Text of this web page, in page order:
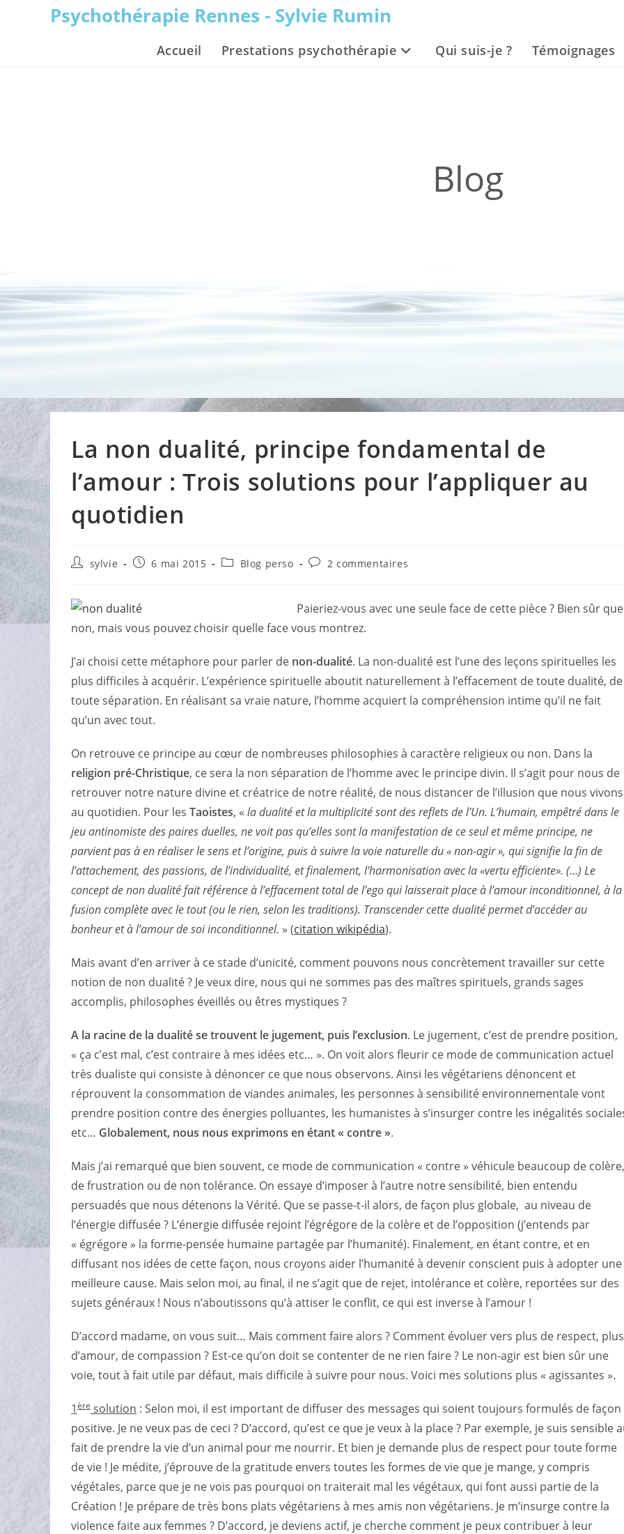
Psychothérapie Rennes - Sylvie Rumin
Accueil Prestations psychothérapie Qui suis-je ? Témoignages
Blog
La non dualité, principe fondamental de
l’amour : Trois solutions pour l’appliquer au
quotidien
Auteur/autrice
publication :
sylvie
Publication
6 mai 2015
PostBlog perso
Commentaires
publication :
2 commentaires
Paieriez-vous avec une seule face de cette pièce ? Bien sûr que
non, mais vous pouvez choisir quelle face vous montrez.
J’ai choisi cette métaphore pour parler de non-dualité. La non-dualité est l’une des leçons spirituelles les
plus difficiles à acquérir. L’expérience spirituelle aboutit naturellement à l’effacement de toute dualité, de
toute séparation. En réalisant sa vraie nature, l’homme acquiert la compréhension intime qu’il ne fait
qu’un avec tout.
On retrouve ce principe au cœur de nombreuses philosophies à caractère religieux ou non. Dans la
religion pré-Christique, ce sera la non séparation de l’homme avec le principe divin. Il s’agit pour nous de
retrouver notre nature divine et créatrice de notre réalité, de nous distancer de l’illusion que nous vivons
au quotidien. Pour les Taoistes, « la dualité et la multiplicité sont des reflets de l’Un. L’humain, empêtré dans le
jeu antinomiste des paires duelles, ne voit pas qu’elles sont la manifestation de ce seul et même principe, ne
parvient pas à en réaliser le sens et l’origine, puis à suivre la voie naturelle du « non-agir », qui signifie la fin de
l’attachement, des passions, de l’individualité, et finalement, l’harmonisation avec la «vertu efficiente». (…) Le
concept de non dualité fait référence à l’effacement total de l’ego qui laisserait place à l’amour inconditionnel, à la
fusion complète avec le tout (ou le rien, selon les traditions). Transcender cette dualité permet d’accéder au
bonheur et à l’amour de soi inconditionnel. » (citation wikipédia).
Mais avant d’en arriver à ce stade d’unicité, comment pouvons nous concrètement travailler sur cette
notion de non dualité ? Je veux dire, nous qui ne sommes pas des maîtres spirituels, grands sages
accomplis, philosophes éveillés ou êtres mystiques ?
A la racine de la dualité se trouvent le jugement, puis l’exclusion. Le jugement, c’est de prendre position,
« ça c’est mal, c’est contraire à mes idées etc… ». On voit alors fleurir ce mode de communication actuel
très dualiste qui consiste à dénoncer ce que nous observons. Ainsi les végétariens dénoncent et
réprouvent la consommation de viandes animales, les personnes à sensibilité environnementale vont
prendre position contre des énergies polluantes, les humanistes à s’insurger contre les inégalités
etc… Globalement, nous nous exprimons en étant « contre ».
Mais j’ai remarqué que bien souvent, ce mode de communication « contre » véhicule beaucoup de colère,
de frustration ou de non tolérance. On essaye d’imposer à l’autre notre sensibilité, bien entendu
persuadés que nous détenons la Vérité. Que se passe-t-il alors, de façon plus globale, au niveau de
l’énergie diffusée ? L’énergie diffusée rejoint l’égrégore de la colère et de l’opposition (j’entends par
« égrégore » la forme-pensée humaine partagée par l’humanité). Finalement, en étant contre, et en
diffusant nos idées de cette façon, nous croyons aider l’humanité à devenir conscient puis à adopter une
meilleure cause. Mais selon moi, au final, il ne s’agit que de rejet, intolérance et colère, reportées sur des
sujets généraux ! Nous n’aboutissons qu’à attiser le conflit, ce qui est inverse à l’amour !
D’accord madame, on vous suit… Mais comment faire alors ? Comment évoluer vers plus de respect, plus
d’amour, de compassion ? Est-ce qu’on doit se contenter de ne rien faire ? Le non-agir est bien sûr une
voie, tout à fait utile par défaut, mais difficile à suivre pour nous. Voici mes solutions plus « agissantes ».
1ère solution : Selon moi, il est important de diffuser des messages qui soient toujours formulés de façon
positive. Je ne veux pas de ceci ? D’accord, qu’est ce que je veux à la place ? Par exemple, je suis sensible
fait de prendre la vie d’un animal pour me nourrir. Et bien je demande plus de respect pour toute forme
de vie ! Je médite, j’éprouve de la gratitude envers toutes les formes de vie que je mange, y compris
végétales, parce que je ne vois pas pourquoi on traiterait mal les végétaux, qui font aussi partie de la
Création ! Je prépare de très bons plats végétariens à mes amis non végétariens. Je m’insurge contre la
violence faite aux femmes ? D’accord, je deviens actif, je cherche comment je peux contribuer à leur